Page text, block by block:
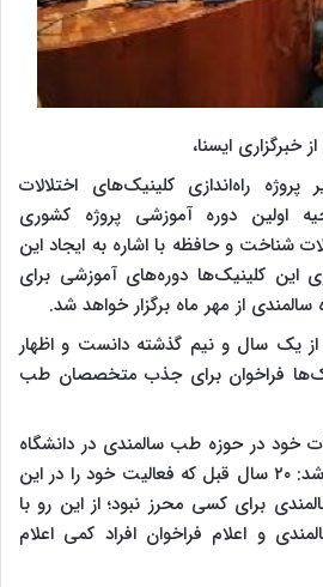
ایسنا،
پروژه راه‌اندازی کلینیک‌های اختلالات
اولین دوره آموزشی پروژه کشوری
شناخت و حافظه با اشاره به ایجاد این
این کلینیک‌ها دوره‌های آموزشی برای
از مهر ماه برگزار خواهد شد.
از یک سال و نیم گذشته دانست و اظهار
فراخوان برای جذب متخصصان طب
خود در حوزه طب سالمندی در دانشگاه
علوم پزشکی تهران، یادآور شد: ۲۰ سال قبل که فعالیت خود را در این
برای کسی محرز نبود؛ از این رو با
و اعلام فراخوان افراد کمی اعلام